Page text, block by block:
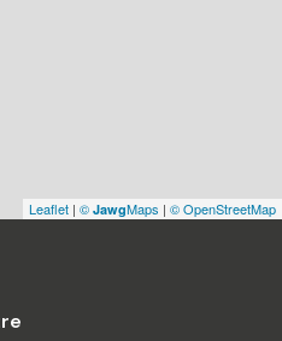
Leaflet | © JawgMaps | © OpenStreetMap